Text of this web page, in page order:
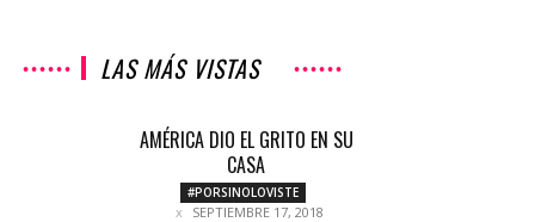
LAS MÁS VISTAS
AMÉRICA DIO EL GRITO EN SU
CASA
#PORSINOLOVISTE
SEPTIEMBRE 17, 2018